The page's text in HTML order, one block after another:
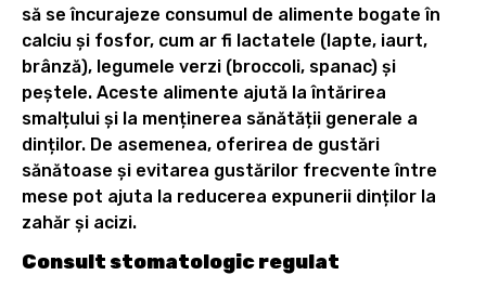
să se încurajeze consumul de alimente bogate în
calciu și fosfor, cum ar fi lactatele (lapte, iaurt,
brânză), legumele verzi (broccoli, spanac) și
peștele. Aceste alimente ajută la întărirea
smalțului și la menținerea sănătății generale a
dinților. De asemenea, oferirea de gustări
sănătoase și evitarea gustărilor frecvente între
mese pot ajuta la reducerea expunerii dinților la
zahăr și acizi.
Consult stomatologic regulat